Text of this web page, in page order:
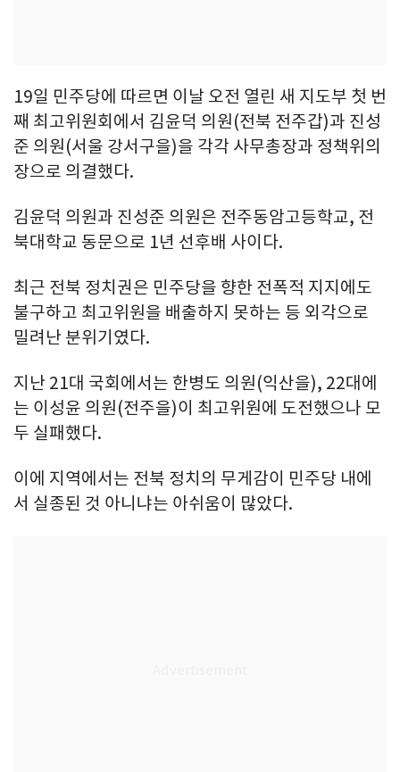
19일 민주당에 따르면 이날 오전 열린 새 지도부 첫 번
째 최고위원회에서 김윤덕 의원(전북 전주갑)과 진성
준 의원(서울 강서구을)을 각각 사무총장과 정책위의
장으로 의결했다.
김윤덕 의원과 진성준 의원은 전주동암고등학교, 전
북대학교 동문으로 1년 선후배 사이다.
최근 전북 정치권은 민주당을 향한 전폭적 지지에도
불구하고 최고위원을 배출하지 못하는 등 외각으로
밀려난 분위기였다.
지난 21대 국회에서는 한병도 의원(익산을), 22대에
는 이성윤 의원(전주을)이 최고위원에 도전했으나 모
두 실패했다.
이에 지역에서는 전북 정치의 무게감이 민주당 내에
서 실종된 것 아니냐는 아쉬움이 많았다.